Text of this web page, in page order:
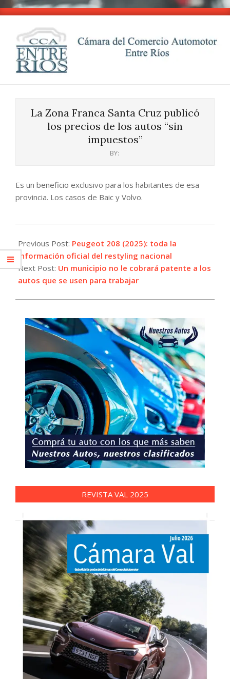
Skip
content
CCA
EntreLa Zona Franca Santa Cruz publicó
los precios de los autos “sin
impuestos”
BY:
Es un beneficio exclusivo para los habitantes de esa
provincia. Los casos de Baic y Volvo.
07-
22
Previous Post: Peugeot 208 (2025): toda la
información oficial del restyling nacional
Next Post: Un municipio no le cobrará patente a los
autos que se usen para trabajar
REVISTA VAL 2025